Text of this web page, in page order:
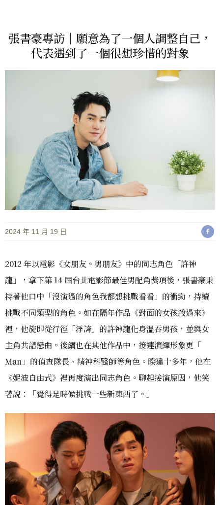
張書豪專訪｜願意為了一個人調整自己，
代表遇到了一個很想珍惜的對象
2024 年 11 月 19 日
2012 年以電影《女朋友。男朋友》中的同志角色「許神
龍」，拿下第 14 屆台北電影節最佳男配角獎項後，張書豪秉
持著他口中「沒演過的角色我都想挑戰看看」的衝勁，持續
挑戰不同類型的角色。如在隔年作品《對面的女孩殺過來》
裡，他旋即從行徑「浮誇」的許神龍化身溫吞男孩，並與女
主角共譜戀曲。後續也在其他作品中，接連演繹形象更「
Man」的偵查隊長、精神科醫師等角色。睽違十多年，他在
《妮波自由式》裡再度演出同志角色。聊起接演原因，他笑
著說：「覺得是時候挑戰一些新東西了。」